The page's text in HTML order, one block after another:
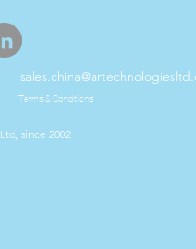
Terms & Conditions
since 2002